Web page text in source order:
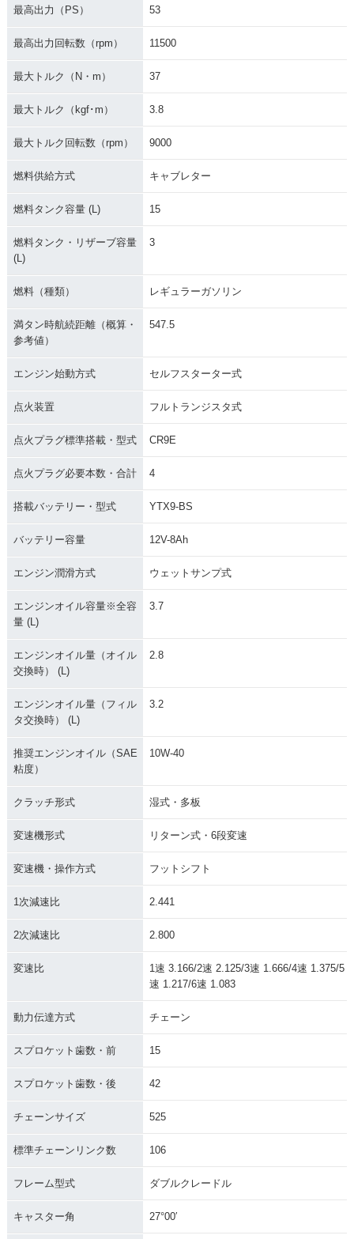
最高出力（PS） 53
最高出力回転数（rpm） 11500
最大トルク（N・m） 37
最大トルク（kgf･m） 3.8
最大トルク回転数（rpm） 9000
燃料供給方式 キャブレター
燃料タンク容量 (L) 15
燃料タンク・リザーブ容量
(L)
3
燃料（種類） レギュラーガソリン
満タン時航続距離（概算・
参考値）
547.5
エンジン始動方式 セルフスターター式
点火装置 フルトランジスタ式
点火プラグ標準搭載・型式 CR9E
点火プラグ必要本数・合計 4
搭載バッテリー・型式 YTX9-BS
バッテリー容量 12V-8Ah
エンジン潤滑方式 ウェットサンプ式
エンジンオイル容量※全容
量 (L)
3.7
エンジンオイル量（オイル
交換時） (L)
2.8
エンジンオイル量（フィル
タ交換時） (L)
3.2
推奨エンジンオイル（SAE
粘度）
10W-40
クラッチ形式 湿式・多板
変速機形式 リターン式・6段変速
変速機・操作方式 フットシフト
1次減速比 2.441
2次減速比 2.800
変速比
1速 3.166/2速 2.125/3速 1.666/4速 1.375/5
速 1.217/6速 1.083
動力伝達方式 チェーン
スプロケット歯数・前 15
スプロケット歯数・後 42
チェーンサイズ 525
標準チェーンリンク数 106
フレーム型式 ダブルクレードル
キャスター角 27°00′